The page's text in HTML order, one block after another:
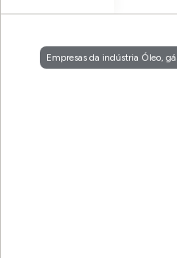
Empresas da indústria Óleo,